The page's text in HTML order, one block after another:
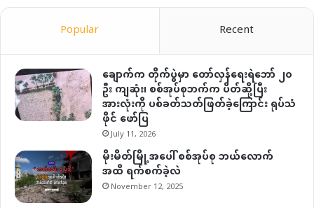
Popular Recent
ချောက်က တိုက်ပွဲမှာ တော်လှန်ရေးရဲဘော် ၂၀
ဦး ကျဆုံး၊ စစ်အုပ်စုဘက်က ပိတ်ဆို့ပြီး
အားလုံးကို ပစ်ခတ်သတ်ဖြတ်ခဲ့ကြောင်း ရုပ်သံ
ဖိုင် ဖော်ပြ
July 11, 2026
မိုးမိတ်မြို့အပေါ် စစ်အုပ်စု ဘယ်လောက်
အထိ ရက်စက်ခဲ့လဲ
November 12, 2025